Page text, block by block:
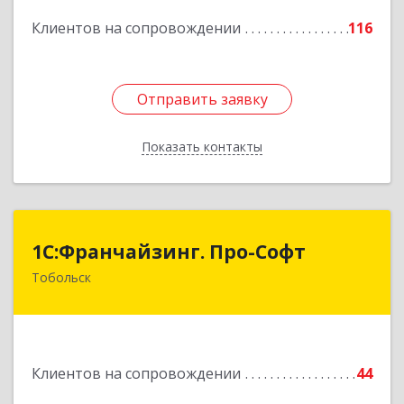
Клиентов на сопровождении 116
Отправить заявку
Показать контакты
Отправить заявку
Назад
1С:Франчайзинг. Про-Софт
Тобольск
Клиентов на сопровождении 44
1С:Франчайзинг. Про-Софт
626150, Тюменская обл, Тобольск г, Малая